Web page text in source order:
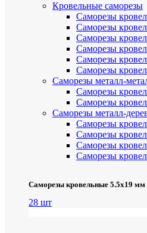
Кровельные саморезы
Саморезы
Саморезы
Саморезы
Саморезы
Саморезы
Саморезы
Саморезы металл-
Саморезы
Саморезы
Саморезы металл-
Саморезы
Саморезы
Саморезы
Саморезы
Саморезы кровельные 5.5х19 мм
28 шт